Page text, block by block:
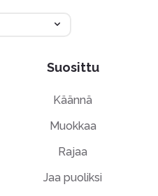
Suosittu
Käännä
Muokkaa
Rajaa
Jaa puoliksi